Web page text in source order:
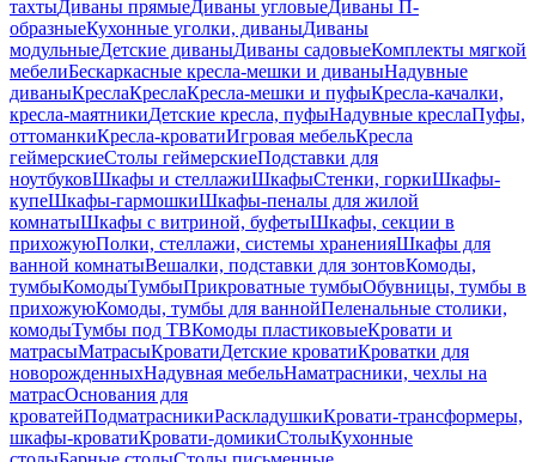
тахтыДиваны прямыеДиваны угловыеДиваны П-
образныеКухонные уголки, диваныДиваны
модульныеДетские диваныДиваны садовыеКомплекты мягкой
мебелиБескаркасные кресла-мешки и диваныНадувные
диваныКреслаКреслаКресла-мешки и пуфыКресла-качалки,
кресла-маятникиДетские кресла, пуфыНадувные креслаПуфы,
оттоманкиКресла-кроватиИгровая мебельКресла
геймерскиеСтолы геймерскиеПодставки для
ноутбуковШкафы и стеллажиШкафыСтенки, горкиШкафы-
купеШкафы-гармошкиШкафы-пеналы для жилой
комнатыШкафы с витриной, буфетыШкафы, секции в
прихожуюПолки, стеллажи, системы храненияШкафы для
ванной комнатыВешалки, подставки для зонтовКомоды,
тумбыКомодыТумбыПрикроватные тумбыОбувницы, тумбы в
прихожуюКомоды, тумбы для ваннойПеленальные столики,
комодыТумбы под ТВКомоды пластиковыеКровати и
матрасыМатрасыКроватиДетские кроватиКроватки для
новорожденныхНадувная мебельНаматрасники, чехлы на
матрасОснования для
кроватейПодматрасникиРаскладушкиКровати-трансформеры,
шкафы-кроватиКровати-домикиСтолыКухонные